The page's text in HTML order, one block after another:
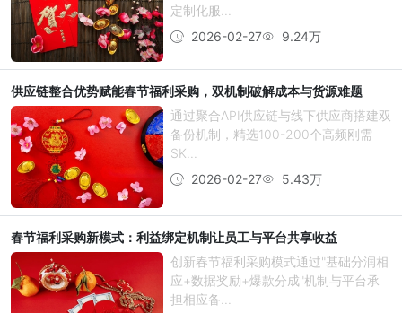
定制化服...
2026-02-27
9.24万
供应链整合优势赋能春节福利采购，双机制破解成本与货源难题
通过聚合API供应链与线下供应商搭建双
备份机制，精选100-200个高频刚需
SK...
2026-02-27
5.43万
春节福利采购新模式：利益绑定机制让员工与平台共享收益
创新春节福利采购模式通过"基础分润相
应+数据奖励+爆款分成"机制与平台承
担相应备...